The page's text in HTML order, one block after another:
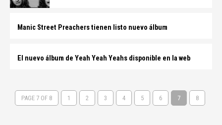
Manic Street Preachers tienen listo nuevo álbum
El nuevo álbum de Yeah Yeah Yeahs disponible en la web
PAGE 7 OF 8 1 2 3 4 5 6 7 8